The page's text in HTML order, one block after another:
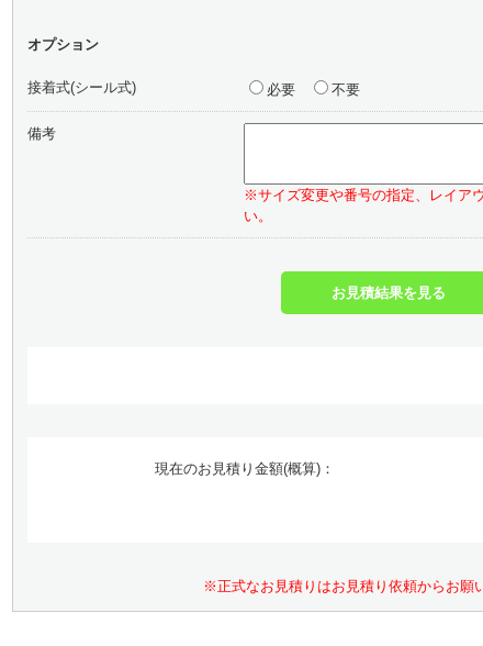
オプション
接着式(シール式) 必要 不要
備考
※サイズ変更や番号の指定、レイア
い。
お見積結果を見る
現在のお見積り金額(概算)：
※正式なお見積りはお見積り依頼からお願